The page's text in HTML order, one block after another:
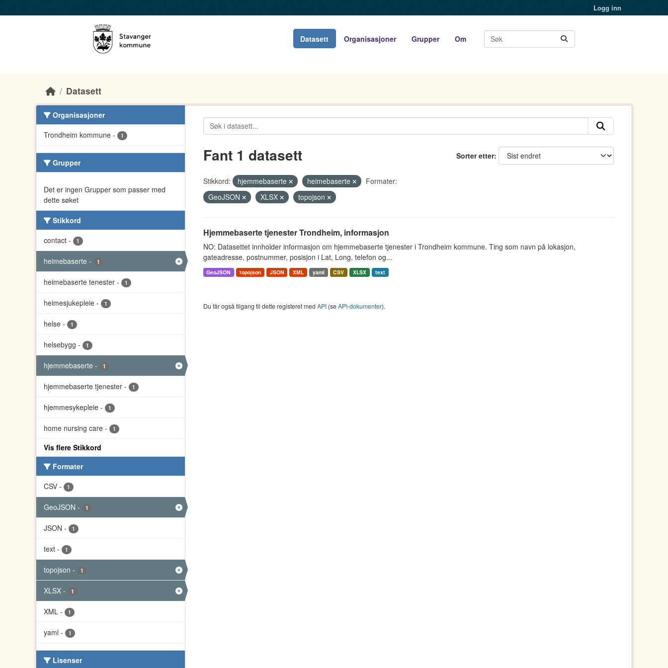
Logg inn
Datasett Organisasjoner Grupper Om
Datasett
Organisasjoner
Trondheim kommune - 1
Grupper
Det er ingen Grupper som passer med
dette søket
Stikkord
contact - 1
heimebaserte - 1
heimebaserte tenester - 1
heimesjukepleie - 1
helse - 1
helsebygg - 1
hjemmebaserte - 1
hjemmebaserte tjenester - 1
hjemmesykepleie - 1
home nursing care - 1
Vis flere Stikkord
Formater
CSV - 1
GeoJSON - 1
JSON - 1
text - 1
topojson - 1
XLSX - 1
XML - 1
yaml - 1
Lisenser
Sorter etter
Fant 1 datasett
Stikkord: hjemmebaserte heimebaserte
Formater:
GeoJSON
XLSX topojson
Hjemmebaserte tjenester Trondheim, informasjon
NO: Datasettet innholder informasjon om hjemmebaserte tjenester i Trondheim kommune. Ting som navn på lokasjon,
gateadresse, postnummer, posisjon i Lat, Long, telefon og...
GeoJSON topojson JSON XML yaml CSV XLSX text
Du får også tilgang til dette registeret med API(seAPI-dokumenter).